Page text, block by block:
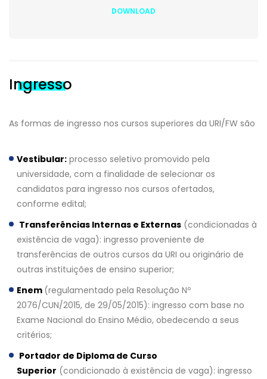
DOWNLOAD
Ingresso
As formas de ingresso nos cursos superiores da URI/FW são
Vestibular: processo seletivo promovido pela
universidade, com a finalidade de selecionar os
candidatos para ingresso nos cursos ofertados,
conforme edital;
Transferências Internas e Externas (condicionadas à
existência de vaga): ingresso proveniente de
transferências de outros cursos da URI ou originário de
outras instituições de ensino superior;
Enem (regulamentado pela Resolução Nº
2076/CUN/2015, de 29/05/2015): ingresso com base no
Exame Nacional do Ensino Médio, obedecendo a seus
critérios;
Portador de Diploma de Curso
Superior (condicionado à existência de vaga): ingresso